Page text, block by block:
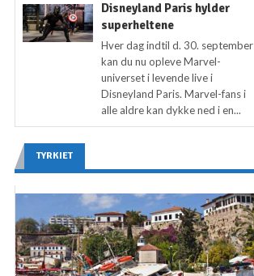
Disneyland Paris hylder
superheltene
Hver dag indtil d. 30. september
kan du nu opleve Marvel-
universet i levende live i
Disneyland Paris. Marvel-fans i
alle aldre kan dykke ned i en...
TYRKIET